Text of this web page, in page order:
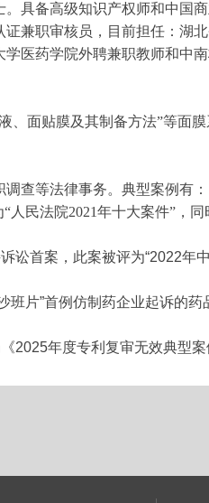
具备高级知识产权师和中国
兼职审核员，目前担任：湖
医药学院外聘兼职教师和中
、面贴膜及其制备方法”等面
查等法律事务。典型案例有：
民法院2021年十大案件”，同
讼首案，此案被评为“2022年
班片”首例仿制药企业起诉的
2025年度专利复审无效典型案